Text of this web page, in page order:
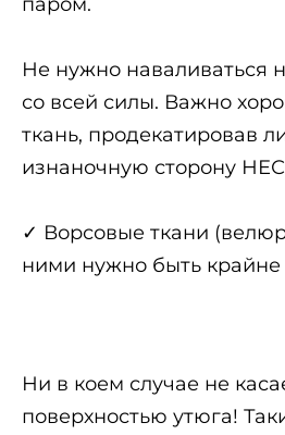
Не нужно наваливаться
со всей силы. Важно
ткань, продекатировав
изнаночную сторону
✓ Ворсовые ткани
ними нужно быть крайне
Ни в коем случае не
поверхностью утюга!